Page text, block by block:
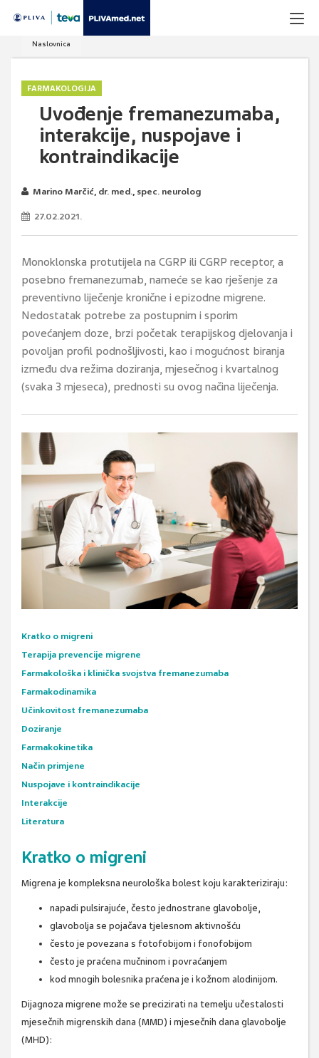
Naslovnica
FARMAKOLOGIJA
Uvođenje fremanezumaba,
interakcije, nuspojave i
kontraindikacije
Marino Marčić, dr. med., spec. neurolog
27.02.2021.
Monoklonska protutijela na CGRP ili CGRP receptor, a
posebno fremanezumab, nameće se kao rješenje za
preventivno liječenje kronične i epizodne migrene.
Nedostatak potrebe za postupnim i sporim
povećanjem doze, brzi početak terapijskog djelovanja i
povoljan profil podnošljivosti, kao i mogućnost biranja
između dva režima doziranja, mjesečnog i kvartalnog
(svaka 3 mjeseca), prednosti su ovog načina liječenja.
Kratko o migreni
Terapija prevencije migrene
Farmakološka i klinička svojstva fremanezumaba
Farmakodinamika
Učinkovitost fremanezumaba
Doziranje
Farmakokinetika
Način primjene
Nuspojave i kontraindikacije
Interakcije
Literatura
Kratko o migreni
Migrena je kompleksna neurološka bolest koju karakteriziraju:
napadi pulsirajuće, često jednostrane glavobolje,
glavobolja se pojačava tjelesnom aktivnošću
često je povezana s fotofobijom i fonofobijom
često je praćena mučninom i povraćanjem
kod mnogih bolesnika praćena je i kožnom alodinijom.
Dijagnoza migrene može se precizirati na temelju učestalosti
mjesečnih migrenskih dana (MMD) i mjesečnih dana glavobolje
(MHD):